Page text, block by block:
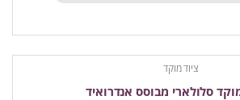
ציוד מוקד
סלולארי מבוסס אנדרואיד